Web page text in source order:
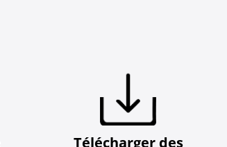
Télécharger des